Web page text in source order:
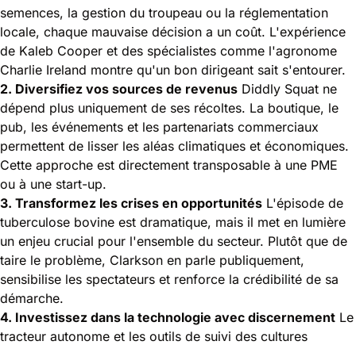
semences, la gestion du troupeau ou la réglementation
locale, chaque mauvaise décision a un coût. L'expérience
de Kaleb Cooper et des spécialistes comme l'agronome
Charlie Ireland montre qu'un bon dirigeant sait s'entourer.
2. Diversifiez vos sources de revenus Diddly Squat ne
dépend plus uniquement de ses récoltes. La boutique, le
pub, les événements et les partenariats commerciaux
permettent de lisser les aléas climatiques et économiques.
Cette approche est directement transposable à une PME
ou à une start-up.
3. Transformez les crises en opportunités L'épisode de
tuberculose bovine est dramatique, mais il met en lumière
un enjeu crucial pour l'ensemble du secteur. Plutôt que de
taire le problème, Clarkson en parle publiquement,
sensibilise les spectateurs et renforce la crédibilité de sa
démarche.
4. Investissez dans la technologie avec discernement Le
tracteur autonome et les outils de suivi des cultures